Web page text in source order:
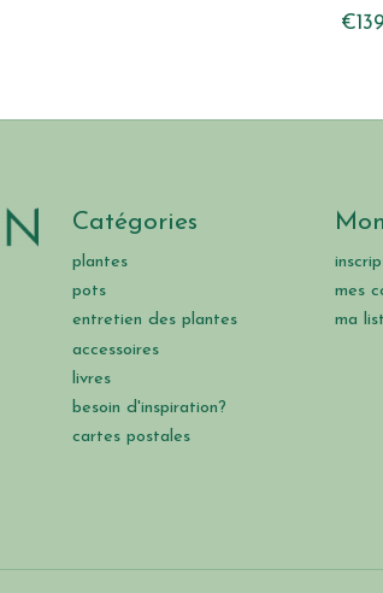
Catégories
plantes
pots
entretien des plantes
accessoires
livres
besoin d'inspiration?
cartes postales
mes
ma